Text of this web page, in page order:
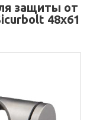
защиты от
48x61